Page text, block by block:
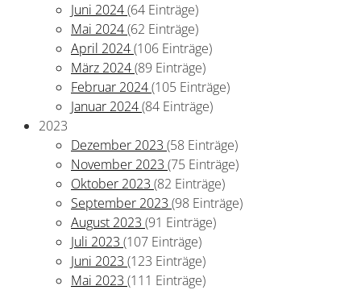
Juni 2024(64 Einträge)
Mai 2024(62 Einträge)
April 2024(106 Einträge)
März 2024(89 Einträge)
Februar 2024(105 Einträge)
Januar 2024(84 Einträge)
2023
Dezember 2023 (58 Einträge)
November 2023 (75 Einträge)
Oktober 2023 (82 Einträge)
September 2023 (98 Einträge)
August 2023 (91 Einträge)
Juli 2023 (107 Einträge)
Juni 2023 (123 Einträge)
Mai 2023 (111 Einträge)